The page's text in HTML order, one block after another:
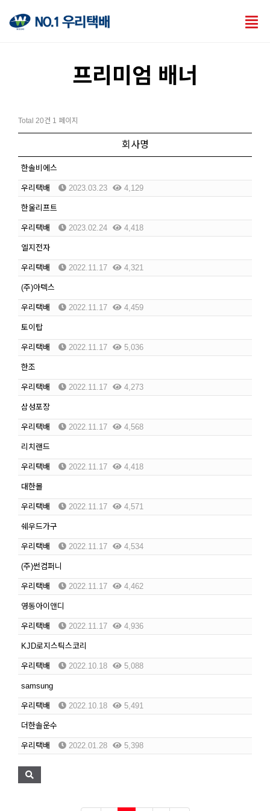
프리미엄 배너
Total 20건 1 페이지
회사명
한솔비에스
우리택배 2023.03.23 4,129
한울리프트
우리택배 2023.02.24 4,418
엘지전자
우리택배 2022.11.17 4,321
(주)아텍스
우리택배 2022.11.17 4,459
토이탑
우리택배 2022.11.17 5,036
한조
우리택배 2022.11.17 4,273
삼성포장
우리택배 2022.11.17 4,568
리치랜드
우리택배 2022.11.17 4,418
대한몰
우리택배 2022.11.17 4,571
쉐우드가구
우리택배 2022.11.17 4,534
(주)썬컴퍼니
우리택배 2022.11.17 4,462
영동아이앤디
우리택배 2022.11.17 4,936
KJD로지스틱스코리
우리택배 2022.10.18 5,088
samsung
우리택배 2022.10.18 5,491
더한솔운수
우리택배 2022.01.28 5,398